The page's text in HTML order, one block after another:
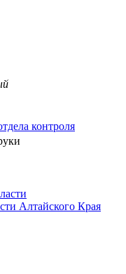
контроля
Алтайского Края